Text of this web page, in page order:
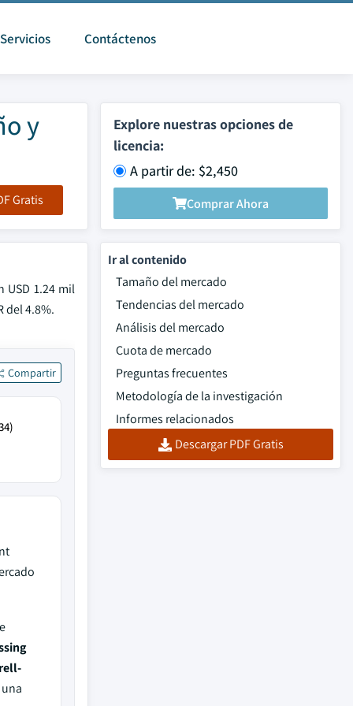
Contáctenos
y
Gratis
Explore nuestras opciones de
licencia:
A partir de: $2,450
Comprar Ahora
1.24 mil
del 4.8%.
Compartir
Ir al contenido
Tamaño del mercado
Tendencias del mercado
Análisis del mercado
Cuota de mercado
Preguntas frecuentes
Metodología de la investigación
Informes relacionados
Descargar PDF Gratis